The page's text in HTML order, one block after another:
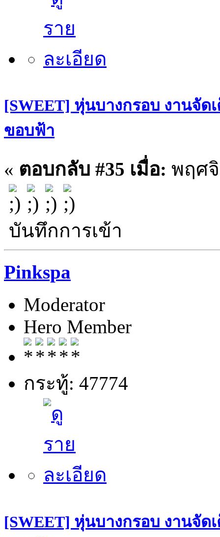
[SWEET] หุ่นบางกรอบ งานจัด
ขอบฟ้า
« ตอบกลับ #35 เมื่อ: พฤศจิ
บันทึกการเข้า
Pinkspa
Moderator
Hero Member
กระทู้: 47774
[SWEET] หุ่นบางกรอบ งานจัด